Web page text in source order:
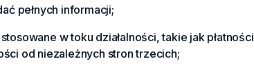
pełnych informacji;
w toku działalności, takie jak płatności
od niezależnych stron trzecich;